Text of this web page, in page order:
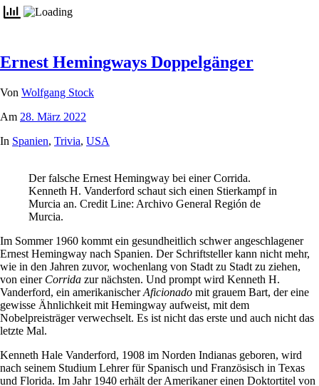
Ernest Hemingways Doppelgänger
Von Wolfgang Stock
Am 28. März 2022
In Spanien, Trivia, USA
Der falsche Ernest Hemingway bei einer Corrida.
Kenneth H. Vanderford schaut sich einen Stierkampf in
Murcia an. Credit Line: Archivo General Región de
Murcia.
Im Sommer 1960 kommt ein gesundheitlich schwer angeschlagener
Ernest Hemingway nach Spanien. Der Schriftsteller kann nicht mehr,
wie in den Jahren zuvor, wochenlang von Stadt zu Stadt zu ziehen,
von einer Corrida zur nächsten. Und prompt wird Kenneth H.
Vanderford, ein amerikanischerAficionado mit grauem Bart, der eine
gewisse Ähnlichkeit mit Hemingway aufweist, mit dem
Nobelpreisträger verwechselt. Es ist nicht das erste und auch nicht das
letzte Mal.
Kenneth Hale Vanderford, 1908 im Norden Indianas geboren, wird
nach seinem Studium Lehrer für Spanisch und Französisch in Texas
und Florida. Im Jahr 1940 erhält der Amerikaner einen Doktortitel von